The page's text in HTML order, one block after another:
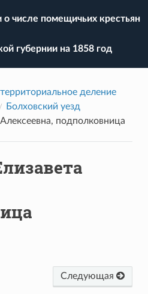
числе помещичьих крестьян
губернии на 1858 год
деление
Болховский уезд
подполковница
Следующая